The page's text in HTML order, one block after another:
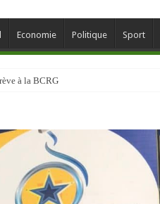
Economie Politique Sport
à la BCRG